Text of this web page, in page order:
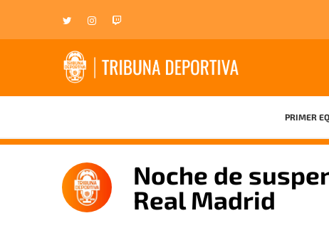
PRIMER
Noche de
Real Madrid